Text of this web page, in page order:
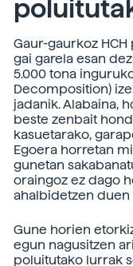
Gaur-gaurkoz
gai garela esan
5.000 tona
Decomposition)
jadanik. Alabaina,
beste zenbait
kasuetarako,
Egoera horretan
gunetan
oraingoz ez dago
ahalbidetzen
Gune horien
egun nagusitzen
poluitutako lurrak